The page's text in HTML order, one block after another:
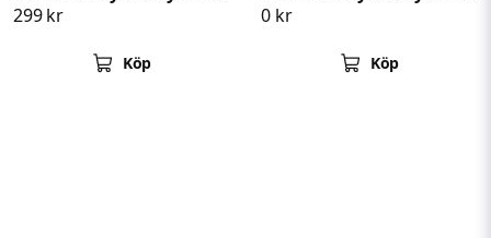
Opel Vectra
299 kr
Köp
Opel Astra Zafira
0 kr
Köp